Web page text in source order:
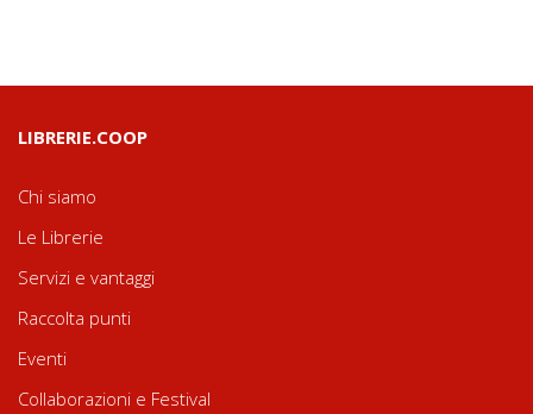
LIBRERIE.COOP
Chi siamo
Le Librerie
Servizi e vantaggi
Raccolta punti
Eventi
Collaborazioni e Festival